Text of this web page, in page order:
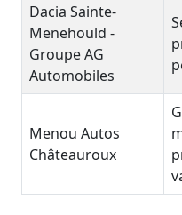
Dacia Sainte-
Menehould -
Groupe AG
Automobiles
Menou Autos
Châteauroux